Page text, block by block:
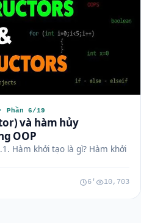
Phần 6/19
và hàm hủy
OOP
Hàm khởi tạo là gì? Hàm khởi
6' 10,703